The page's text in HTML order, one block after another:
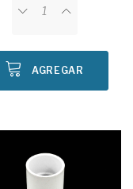
AGREGAR